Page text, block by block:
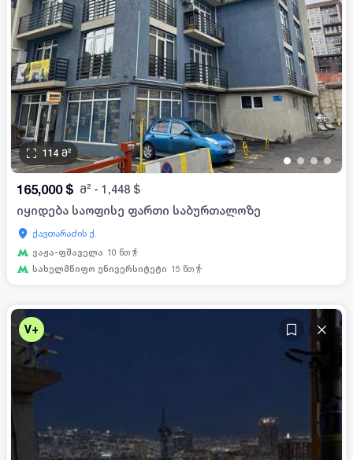
••••
114 მ²
165,000 $ მ² - 1,448 $
იყიდება საოფისე ფართი საბურთალოზე
ქავთარაძის ქ.
ვაჟა-ფშაველა 10 წთ
სახელმწიფო უნივერსიტეტი 15 წთ
V+